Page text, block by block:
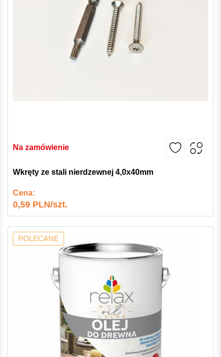
Na zamówienie
Wkręty ze stali nierdzewnej 4,0x40mm
Cena:
0,59 PLN/szt.
POLECANE